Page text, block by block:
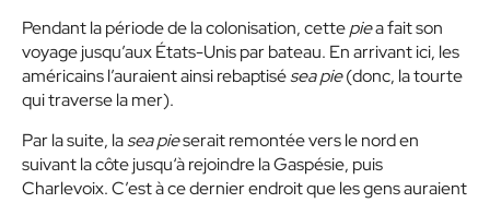
Pendant la période de la colonisation, cettepiea fait son
voyage jusqu’aux États-Unis par bateau. En arrivant ici, les
américains l’auraient ainsi rebaptisésea pie(donc, la tourte
qui traverse la mer).
Par la suite, lasea pieserait remontée vers le nord en
suivant la côte jusqu‘à rejoindre la Gaspésie, puis
Charlevoix. C’est à ce dernier endroit que les gens auraient